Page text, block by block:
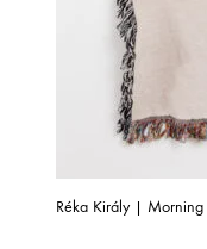
Réka Király | Morning